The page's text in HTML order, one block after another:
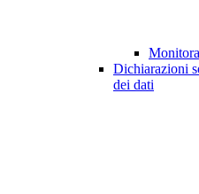
Dichiarazioni
dei dati